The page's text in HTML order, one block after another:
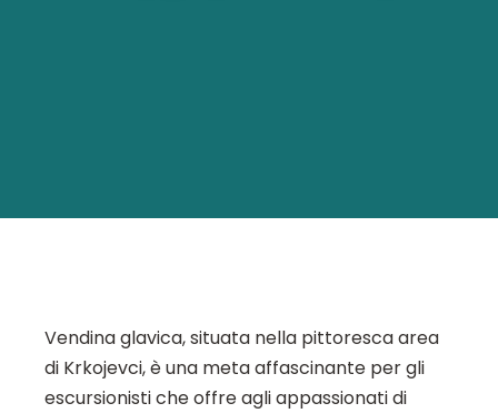
Vendina glavica, situata nella pittoresca area
di Krkojevci, è una meta affascinante per gli
escursionisti che offre agli appassionati di